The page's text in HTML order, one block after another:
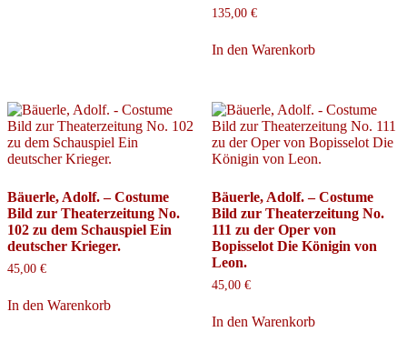
135,00 €
In den Warenkorb
Bäuerle, Adolf. – Costume
Bild zur Theaterzeitung No.
102 zu dem Schauspiel Ein
deutscher Krieger.
45,00 €
In den Warenkorb
Bäuerle, Adolf. – Costume
Bild zur Theaterzeitung No.
111 zu der Oper von
Bopisselot Die Königin von
Leon.
45,00 €
In den Warenkorb